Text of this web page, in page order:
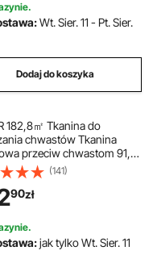
Wt. Sier. 11 - Pt. Sier.
Dodaj do koszyka
182,8㎡ Tkanina do
chwastów Tkanina
przeciw chwastom 91,4
rolka) Folia chwastobójcza
z PP Przepuszczalna dla
na rozdarcia,
na korozję Tkanina
Tkanina do
gruntu przed chwastami
(141)
90zł
jak tylko Wt. Sier. 11